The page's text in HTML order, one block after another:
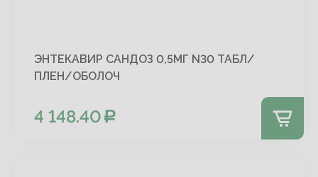
ЭНТЕКАВИР САНДОЗ 0,5МГ N30 ТАБЛ/
ПЛЕН/ОБОЛОЧ
4 148.40